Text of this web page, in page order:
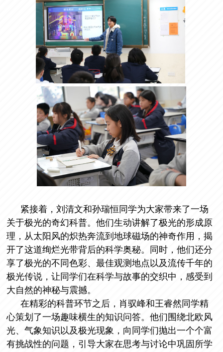
紧接着，刘清文和孙瑞恒同学为大家带来了一场
关于极光的奇幻科普。他们生动讲解了极光的形成原
理，从太阳风的炽热奔流到地球磁场的神奇作用，揭
开了这道绚烂光带背后的科学奥秘。同时，他们还分
享了极光的不同色彩、最佳观测地点以及流传千年的
极光传说，让同学们在科学与故事的交织中，感受到
大自然的神秘与震撼。
在精彩的科普环节之后，肖驭峰和王睿然同学精
心策划了一场趣味横生的知识问答。他们围绕北欧风
光、气象知识以及极光现象，向同学们抛出一个个富
有挑战性的问题，引导大家在思考与讨论中巩固所学